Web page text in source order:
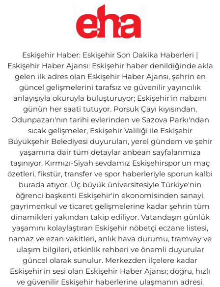
Eskişehir Haber: Eskişehir Son Dakika Haberleri |
Eskişehir Haber Ajansı: Eskişehir haber denildiğinde akla
gelen ilk adres olan Eskişehir Haber Ajansı, şehrin en
güncel gelişmelerini tarafsız ve güvenilir yayıncılık
anlayışıyla okuruyla buluşturuyor; Eskişehir'in nabzını
günün her saati tutuyor. Porsuk Çayı kıyısından,
Odunpazarı'nın tarihi evlerinden ve Sazova Parkı'ndan
sıcak gelişmeler, Eskişehir Valiliği ile Eskişehir
Büyükşehir Belediyesi duyuruları, yerel gündem ve şehir
yaşamına dair tüm detaylar anbean sayfalarımıza
taşınıyor. Kırmızı-Siyah sevdamız Eskişehirspor'un maç
özetleri, fikstür, transfer ve spor haberleriyle sporun kalbi
burada atıyor. Üç büyük üniversitesiyle Türkiye'nin
öğrenci başkenti Eskişehir'in ekonomisinden sanayi,
gayrimenkul ve ticaret gelişmelerine kadar şehrin tüm
dinamikleri yakından takip ediliyor. Vatandaşın günlük
yaşamını kolaylaştıran Eskişehir nöbetçi eczane listesi,
namaz ve ezan vakitleri, anlık hava durumu, tramvay ve
ulaşım bilgileri, etkinlik rehberi ve önemli duyurular
güncel olarak sunulur. Merkezden ilçelere kadar
Eskişehir'in sesi olan Eskişehir Haber Ajansı; doğru, hızlı
ve güvenilir Eskişehir haberlerine ulaşmanın adresi.